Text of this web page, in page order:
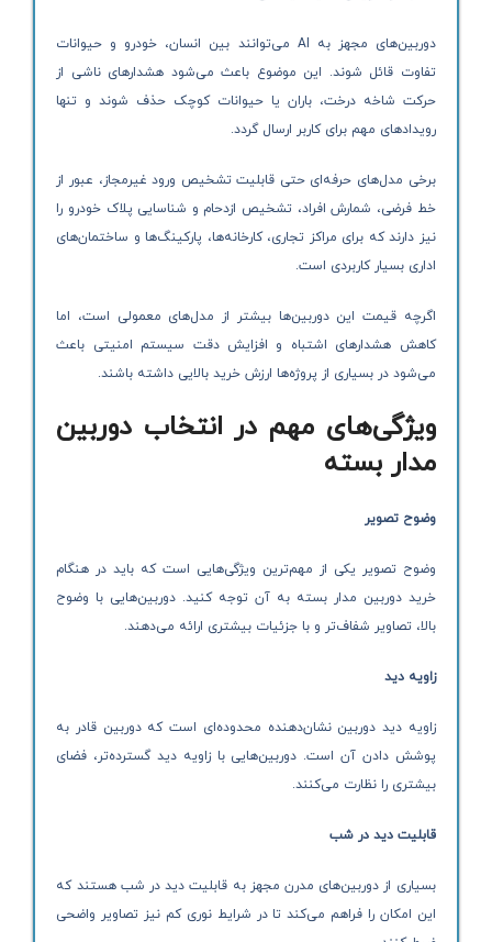
دوربین‌های مجهز به AI می‌توانند بین انسان، خودرو و حیوانات
تفاوت قائل شوند. این موضوع باعث می‌شود هشدارهای ناشی از
حرکت شاخه درخت، باران یا حیوانات کوچک حذف شوند و تنها
رویدادهای مهم برای کاربر ارسال گردد.
برخی مدل‌های حرفه‌ای حتی قابلیت تشخیص ورود غیرمجاز، عبور از
خط فرضی، شمارش افراد، تشخیص ازدحام و شناسایی پلاک خودرو را
نیز دارند که برای مراکز تجاری، کارخانه‌ها، پارکینگ‌ها و ساختمان‌های
اداری بسیار کاربردی است.
اگرچه قیمت این دوربین‌ها بیشتر از مدل‌های معمولی است، اما
کاهش هشدارهای اشتباه و افزایش دقت سیستم امنیتی باعث
می‌شود در بسیاری از پروژه‌ها ارزش خرید بالایی داشته باشند.
ویژگی‌های مهم در انتخاب دوربین
مدار بسته
وضوح تصویر
وضوح تصویر یکی از مهم‌ترین ویژگی‌هایی است که باید در هنگام
خرید دوربین مدار بسته به آن توجه کنید. دوربین‌هایی با وضوح
بالا، تصاویر شفاف‌تر و با جزئیات بیشتری ارائه می‌دهند.
زاویه دید
زاویه دید دوربین نشان‌دهنده محدوده‌ای است که دوربین قادر به
پوشش دادن آن است. دوربین‌هایی با زاویه دید گسترده‌تر، فضای
بیشتری را نظارت می‌کنند.
قابلیت دید در شب
بسیاری از دوربین‌های مدرن مجهز به قابلیت دید در شب هستند که
این امکان را فراهم می‌کند تا در شرایط نوری کم نیز تصاویر واضحی